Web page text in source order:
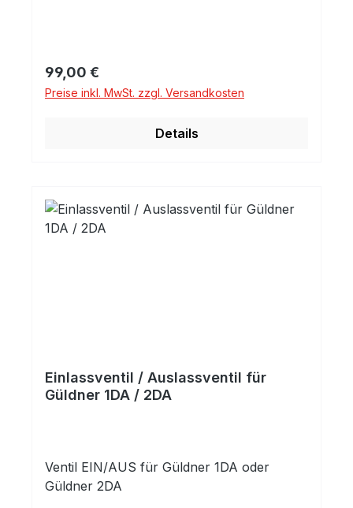
Regulärer Preis:
99,00 €
Preise inkl. MwSt. zzgl. Versandkosten
Details
Einlassventil / Auslassventil für
Güldner 1DA / 2DA
Ventil EIN/AUS für Güldner 1DA oder
Güldner 2DA